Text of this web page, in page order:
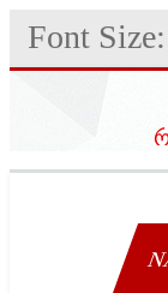
Font Size: